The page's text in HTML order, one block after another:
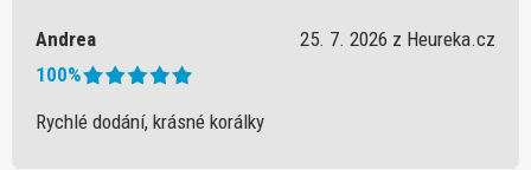
Andrea
25. 7. 2026 z Heureka.cz
100%
Rychlé dodání, krásné korálky